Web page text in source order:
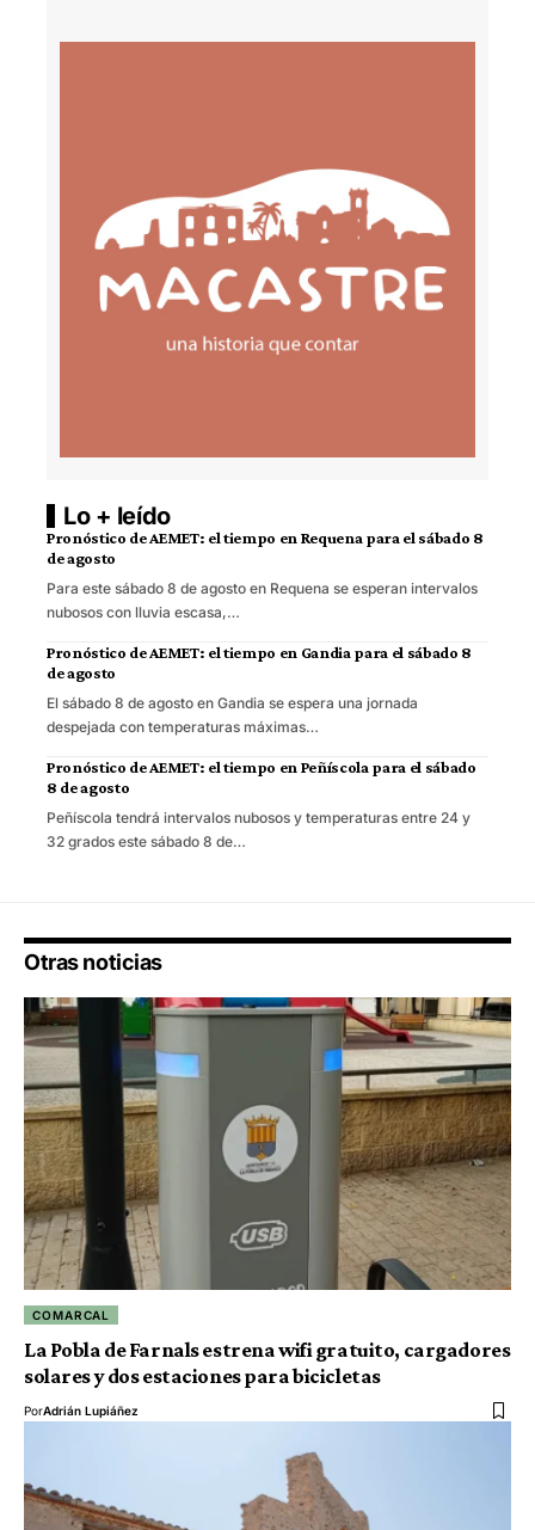
Lo + leído
Pronóstico de AEMET: el tiempo en Requena para el sábado 8
de agosto
Para este sábado 8 de agosto en Requena se esperan intervalos
nubosos con lluvia escasa,…
Pronóstico de AEMET: el tiempo en Gandia para el sábado 8
de agosto
El sábado 8 de agosto en Gandia se espera una jornada
despejada con temperaturas máximas…
Pronóstico de AEMET: el tiempo en Peñíscola para el sábado
8 de agosto
Peñíscola tendrá intervalos nubosos y temperaturas entre 24 y
32 grados este sábado 8 de…
Otras noticias
COMARCAL
La Pobla de Farnals estrena wifi gratuito, cargadores
solares y dos estaciones para bicicletas
PorAdrián Lupiáñez